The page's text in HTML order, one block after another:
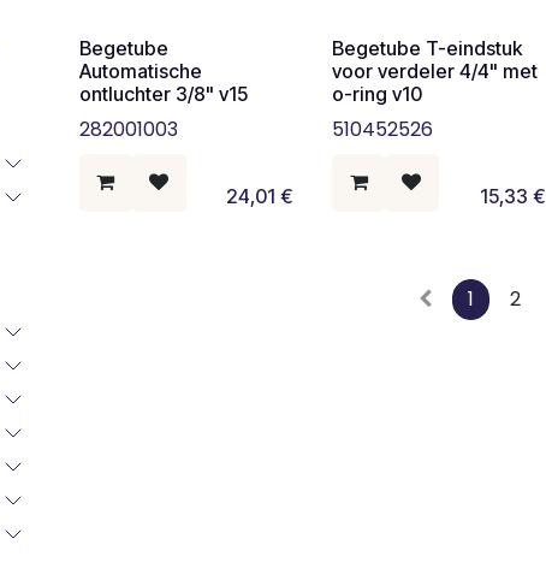
Begetube
Automatische
ontluchter 3/8" v15
282001003
24,01 €
Begetube T-eindstuk
voor verdeler 4/4" met
o-ring v10
510452526
15,33 €
1 2